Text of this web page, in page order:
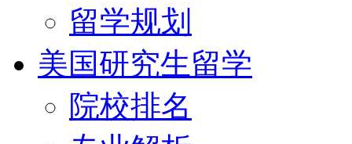
留学规划
美国研究生留学
院校排名